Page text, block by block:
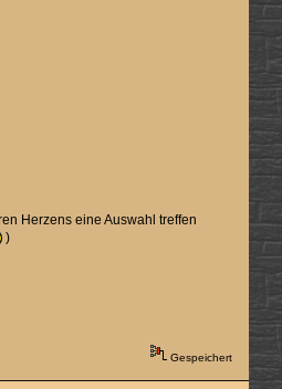
Herzens eine Auswahl treffen
)
Gespeichert